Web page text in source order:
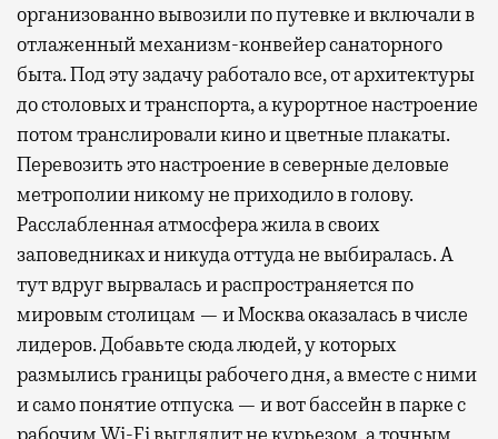
организованно вывозили по путевке и включали в
отлаженный механизм-конвейер санаторного
быта. Под эту задачу работало все, от архитектуры
до столовых и транспорта, а курортное настроение
потом транслировали кино и цветные плакаты.
Перевозить это настроение в северные деловые
метрополии никому не приходило в голову.
Расслабленная атмосфера жила в своих
заповедниках и никуда оттуда не выбиралась. А
тут вдруг вырвалась и распространяется по
мировым столицам — и Москва оказалась в числе
лидеров. Добавьте сюда людей, у которых
размылись границы рабочего дня, а вместе с ними
и само понятие отпуска — и вот бассейн в парке с